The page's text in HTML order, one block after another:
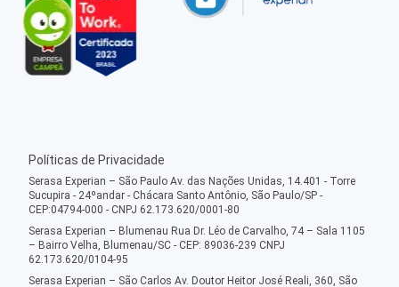
Políticas de Privacidade
Serasa Experian – São Paulo Av. das Nações Unidas, 14.401 - Torre
Sucupira - 24ºandar - Chácara Santo Antônio, São Paulo/SP -
CEP:04794-000 - CNPJ 62.173.620/0001-80
Serasa Experian – Blumenau Rua Dr. Léo de Carvalho, 74 – Sala 1105
– Bairro Velha, Blumenau/SC - CEP: 89036-239 CNPJ
62.173.620/0104-95
Serasa Experian – São Carlos Av. Doutor Heitor José Reali, 360, São